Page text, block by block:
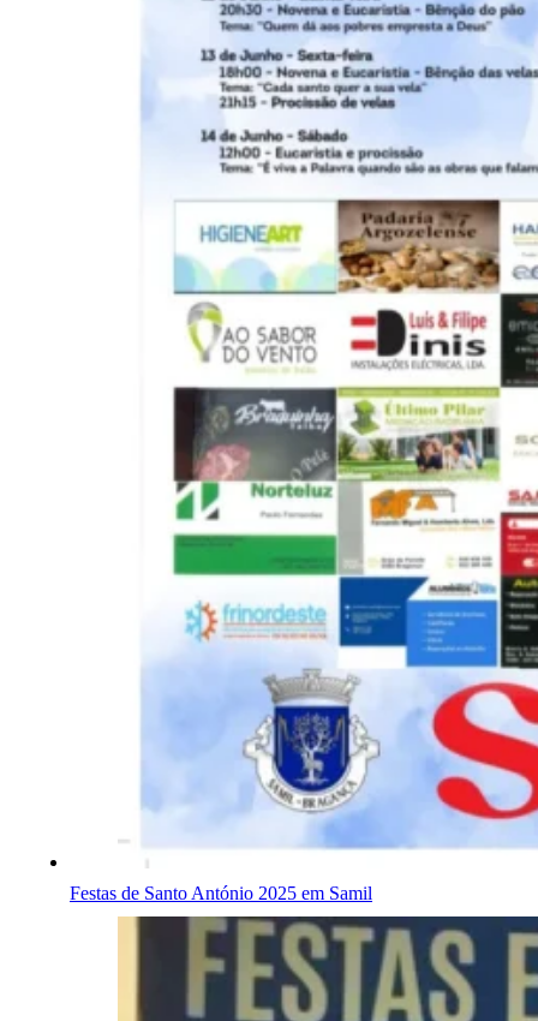
Festas de Santo António 2025 em Samil